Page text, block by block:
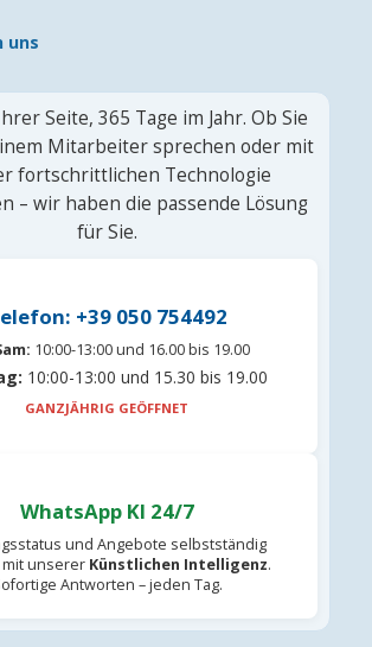
uns
Seite, 365 Tage im Jahr. Ob Sie
Mitarbeiter sprechen oder mit
fortschrittlichen Technologie
– wir haben die passende Lösung
für Sie.
+39 050 754492
10:00-13:00 und 16.00 bis 19.00
10:00-13:00 und 15.30 bis 19.00
GANZJÄHRIG GEÖFFNET
WhatsApp KI 24/7
und Angebote selbstständig
unserer Künstlichen Intelligenz.
Antworten – jeden Tag.